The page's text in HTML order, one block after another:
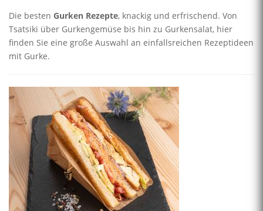
Die besten Gurken Rezepte, knackig und erfrischend. Von
Tsatsiki über Gurkengemüse bis hin zu Gurkensalat, hier
finden Sie eine große Auswahl an einfallsreichen Rezeptideen
mit Gurke.